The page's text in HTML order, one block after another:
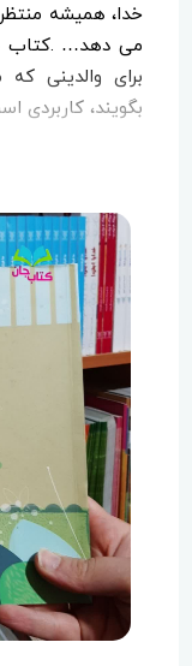
خدا، همیشه
می­ دهد… .کتاب
برای والدینی
بگویند، کاربردی